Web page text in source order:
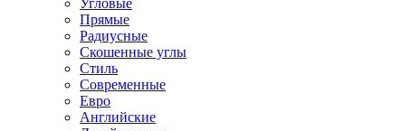
Прямые
Радиусные
Скошенные углы
Стиль
Современные
Евро
Английские